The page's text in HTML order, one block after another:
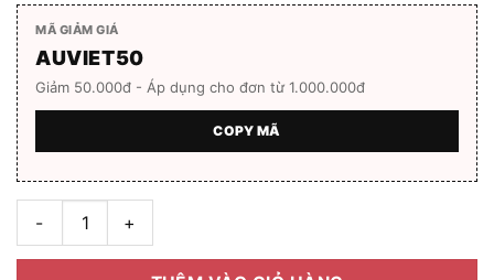
MÃ GIẢM GIÁ
AUVIET50
Giảm 50.000đ - Áp dụng cho đơn từ 1.000.000đ
COPY MÃ
Gọng kính Jaecer LeCoultre J-27017 Full box số lượng